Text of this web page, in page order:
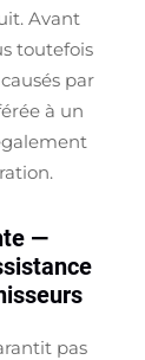
Avant
toutefois
par
à un
—
pas